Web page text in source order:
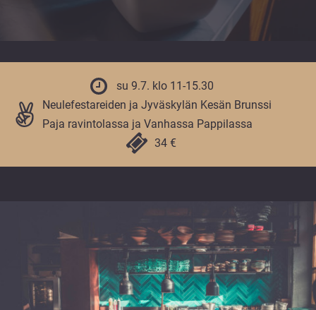
su 9.7. klo 11-15.30
Neulefestareiden ja Jyväskylän Kesän Brunssi
Paja ravintolassa ja Vanhassa Pappilassa
34 €